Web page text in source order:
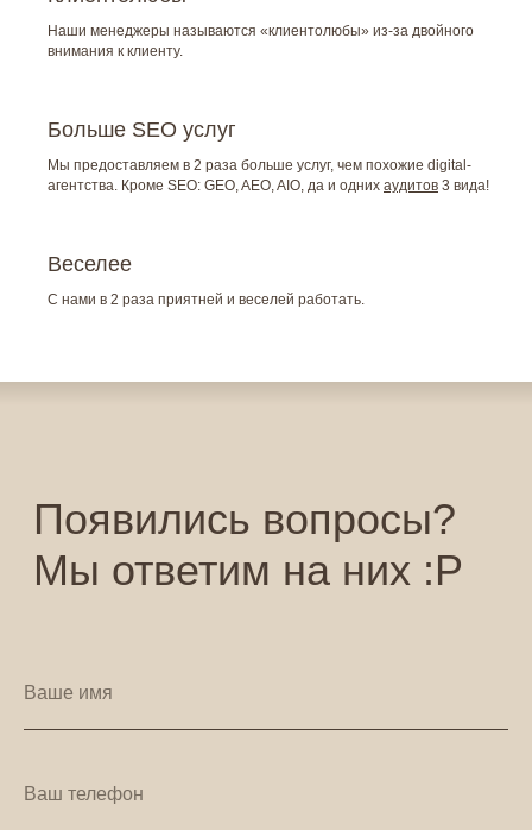
Наши менеджеры называются «клиентолюбы» из-за двойного
внимания к клиенту.
Больше SEO услуг
Мы предоставляем в 2 раза больше услуг, чем похожие digital-
агентства. Кроме SEO: GEO, AEO, AIO, да и одних аудитов 3 вида!
Веселее
С нами в 2 раза приятней и веселей работать.